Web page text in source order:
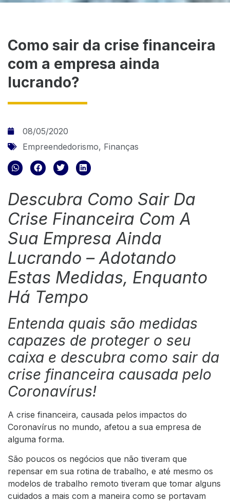
Como sair da crise financeira
com a empresa ainda
lucrando?
08/05/2020
Empreendedorismo, Finanças
Descubra Como Sair Da
Crise Financeira Com A
Sua Empresa Ainda
Lucrando – Adotando
Estas Medidas, Enquanto
Há Tempo
Entenda quais são medidas
capazes de proteger o seu
caixa e descubra como sair da
crise financeira causada pelo
Coronavírus!
A crise financeira, causada pelos impactos do
Coronavírus no mundo, afetou a sua empresa de
alguma forma.
São poucos os negócios que não tiveram que
repensar em sua rotina de trabalho, e até mesmo os
modelos de trabalho remoto tiveram que tomar alguns
cuidados a mais com a maneira como se portavam